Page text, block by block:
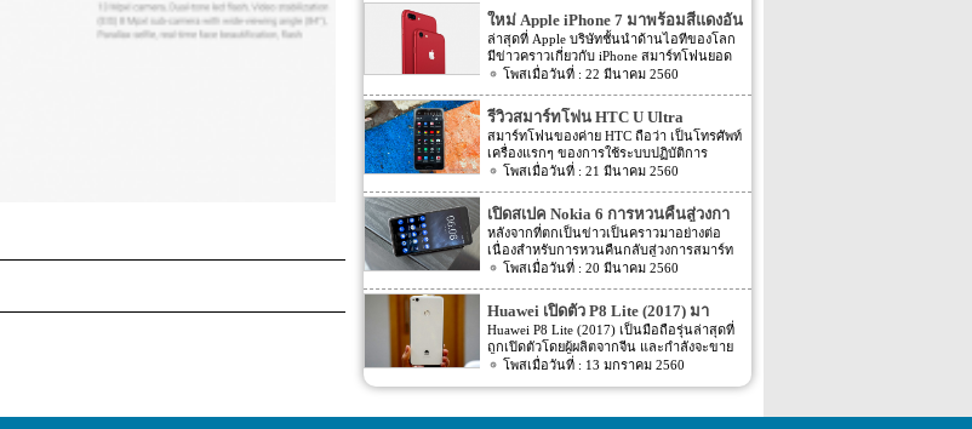
นี้เราจะมารีวิวให้ท่านได้รู้จักกับ Nubia M2
ที่มีจุดขายตรงกล้องหน้าที่มาเป็นคู่ นอกจาก
กล้องหน้าที่มาเป็นคู่แล้วยังมีส่วนอื่นๆ ที่น่า
สนใจอีก Nubia M2 ใช้กล้องหน้าแบบคู่ที่มี
ความละเอียดสูงถึง 13MP มีรูรับแสง f 2.2
กล้องหน้าสำหรับการเซลฟี่มีความละเอียด
16MP พร้อมกับรูรับแสง f/2.0 กล้องหน้า
สามารถจับภาพได้กว้างถึง 80 องศา นั้นจะ
ทำให้การถ่ายรูปเซลฟี่ได้กว้างมากยิ่งขึ้น
หน้าจอเป็นแบบ AMOLED มีความละเอียดสูง
ถึง 1080p ขนาด 5.5 นิ้ว ระบบประมวลผล
การทำงานจะเป็นชิปเซ็ต Snapdragon 625
เป็นชิปประมวลผลของ Qualcomm ใช้ RAM
4GB หน่วยความจำมีให้เลือกอยู่ 2 ขนาด คือ
[…]
ใหม่ Apple iPhone 7 มาพร้อมสีแดงอัน
ร้อนแรง
ล่าสุดที่ Apple บริษัทชั้นนำด้านไอทีของโลก
มีข่าวคราวเกี่ยวกับ iPhone สมาร์ทโฟนยอด
ฮิตในประเทศไทยและทั่วโลก และในช่วงที่
อาจจะพลาดโอกาสได้สัมผัสเทคโนโลยีอัน
ทันสมัยในคราวนั้น แต่ก็ถือว่า เป็นความโชค
ดีที่คุณกำลังจะได้สัมผัสกับ iPhone 7 ที่มา
พร้อมการออกแบบสีของบอดี้ด้วยสีแดงอัน
ร้อนแรง เร้าใจแบบสุดๆ ทำให้สาวกของ
Apple กระเป๋าสั่นกันเลยทีเดียว การออกแบบ
iPhone 7 สีแดง ได้แรงบันดาลใจมาจากการ
กุศลของ iGadget ซึ่งปกติแล้ว การปรับแต่ง
Apple จะให้บริษัทข้างนอกช่วยในการปรับ
แต่งให้ แต่บอดี้นี้สีนี้ Apple ลงแรงปรับแต่งเอง
สีแดงอันร้อนแรง Apple จะจับความร้อนแรง
ลงไปใน iPhone 7 และ iPhone 7 Plus ทาง
บริษัท Apple ได้กำหนดวันจำหน่ายในวันศุกร์
ที่ 24 มีนาคม 2560 ที่จะถึงนี้ เวลาในการเปิด
ขายเป็นเวลาช่วงเช้าประมาณ 8.01 น. (เป็น
เวลาในฝั่งประเทศแถบแปซิฟิก) การเปิดตัว
22 มีนาคม 2560
รีวิวสมาร์ทโฟน HTC U Ultra
สมาร์ทโฟนของค่าย HTC ถือว่า เป็นโทรศัพท์
เครื่องแรกๆ ของการใช้ระบบปฏิบัติการ
Android หลายคนน่าจะจำได้ ในช่วงนั้นมี
Bird ที่ฮิตกันทั่วบ้านทั่วเมือง สมาร์ทโฟนหนึ่ง
ในที่สามารถเล่นเกมส์ Angry Bird นี้ได้ ก็คือ
สมาร์ทโฟนจากค่าย HTC หลังจากนั้น HTC
ก็ได้มีการพัฒนาสมาร์ทโฟนขึ้นมาอีก
มากมาย ล่าสุดได้เตรียมปล่อยรุ่นใหม่ อย่าง
HTC U Ultra HTC U Ultra มาพร้อมกับหน้า
จอ Super LCD5 มีขนาด 5.7 นิ้ว หน้าจอเป็น
แบบ Gorilla Glass 5 ซึ่งเป็นหน้าจอใหม่ที่
สามารถป้องกันรอยขีดข่วนได้ ความละเอียด
ของภาพสูงถึง 1,040 X 2,560 พิกเซล
(513ppi) ใช้ชิปประมวลผล Snapdragon 820
ที่มีความเร็วให้เลือกถึง 2 แบบ คือ 2.15GHz
21 มีนาคม 2560
เปิดสเปค Nokia 6 การหวนคืนสู่วงกา
รสมาร์ทโฟน
หลังจากที่ตกเป็นข่าวเป็นคราวมาอย่างต่อ
เนื่องสำหรับการหวนคืนกลับสู่วงการสมาร์ท
โฟน อย่างสมาร์ทโฟนในแบรนด์ Nokia ครั้ง
เอาสมาร์ทโฟนรุ่นนี้ไปทดสอบในห้องปฏิบัติ
การ Nokia 6 เปิดตัวรุ่นแรกภายใต้ชื่อรุ่น TA-
1000 ซึ่งจะมีความน่าสนใจทั้งในเรื่องของ
ซอฟต์แวร์และวัสดุอุปกรณ์ที่นำมาผลิตต่างๆ
Nokia 6 ไม่ได้เป็นสมาร์ทโฟนระดับสูง แต่จะ
เป็นสมาร์ทโฟนราคากลางๆ ที่เตรียมตัวจะมา
ประเทศไทยและในต่างประเทศ ถึงแม้ว่า
20 มีนาคม 2560
Huawei เปิดตัว P8 Lite (2017) มา
พร้อมหน้าจอ 1080p ชิพเซ็ท Kirin
655
Huawei P8 Lite (2017) เป็นมือถือรุ่นล่าสุดที่
ถูกเปิดตัวโดยผู้ผลิตจากจีน และกำลังจะขาย
ในตลาดยุโรปบางประเทศในเร็วๆ นี้ แต่การ
แล้ว แม้กระทั่งตอนนี้ P9 Lite ถูกพัฒนาให้ดี
13 มกราคม 2560